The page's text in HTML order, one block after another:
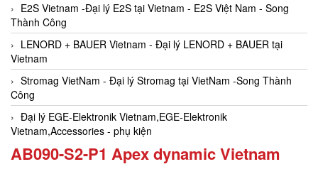
E2S Vietnam -Đại lý E2S tại Vietnam - E2S Việt Nam - Song
Thành Công
LENORD + BAUER Vietnam - Đại lý LENORD + BAUER tại
Vietnam
Stromag VietNam - Đại lý Stromag tại VietNam -Song Thành
Công
Đại lý EGE-Elektronik Vietnam,EGE-Elektronik
Vietnam,Accessories - phụ kiện
AB090-S2-P1 Apex dynamic Vietnam